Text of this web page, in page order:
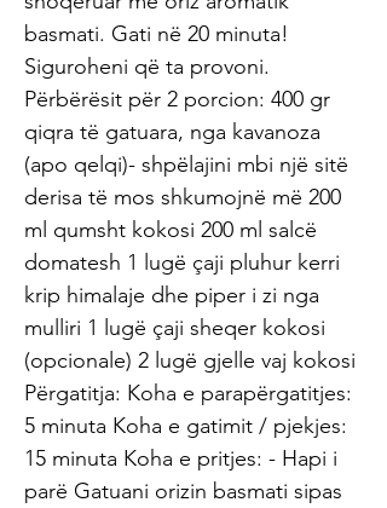
basmati. Gati në 20 minuta!
Siguroheni që ta provoni.
Përbërësit për 2 porcion: 400 gr
qiqra të gatuara, nga kavanoza
(apo qelqi)- shpëlajini mbi një sitë
derisa të mos shkumojnë më 200
ml qumsht kokosi 200 ml salcë
domatesh 1 lugë çaji pluhur kerri
krip himalaje dhe piper i zi nga
mulliri 1 lugë çaji sheqer kokosi
(opcionale) 2 lugë gjelle vaj kokosi
Përgatitja: Koha e parapërgatitjes:
5 minuta Koha e gatimit / pjekjes:
15 minuta Koha e pritjes: - Hapi i
parë Gatuani orizin basmati sipas